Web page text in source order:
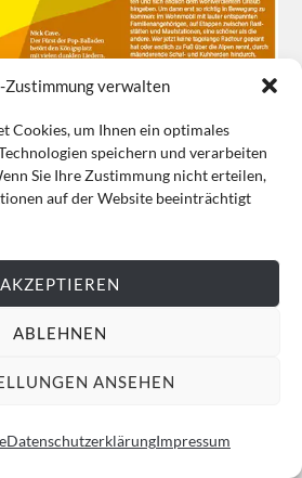
Zustimmung verwalten
Cookies, um Ihnen ein optimales
speichern und verarbeiten
Sie Ihre Zustimmung nicht erteilen,
auf der Website beeinträchtigt
AKZEPTIEREN
ABLEHNEN
ANSEHEN
DatenschutzerklärungImpressum